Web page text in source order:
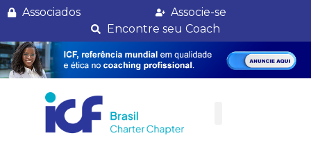
Associados
Associe-se
Encontre seu Coach